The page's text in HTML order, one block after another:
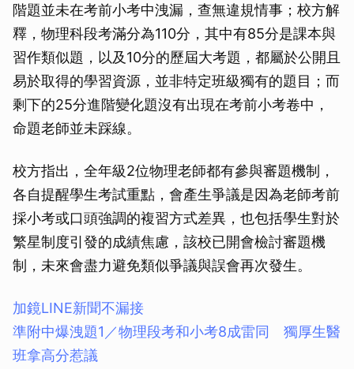
階題並未在考前小考中洩漏，查無違規情事；校方解
釋，物理科段考滿分為110分，其中有85分是課本與
習作類似題，以及10分的歷屆大考題，都屬於公開且
易於取得的學習資源，並非特定班級獨有的題目；而
剩下的25分進階變化題沒有出現在考前小考卷中，
命題老師並未踩線。
校方指出，全年級2位物理老師都有參與審題機制，
各自提醒學生考試重點，會產生爭議是因為老師考前
採小考或口頭強調的複習方式差異，也包括學生對於
繁星制度引發的成績焦慮，該校已開會檢討審題機
制，未來會盡力避免類似爭議與誤會再次發生。
加鏡LINE新聞不漏接
準附中爆洩題1／物理段考和小考8成雷同 獨厚生醫
班拿高分惹議